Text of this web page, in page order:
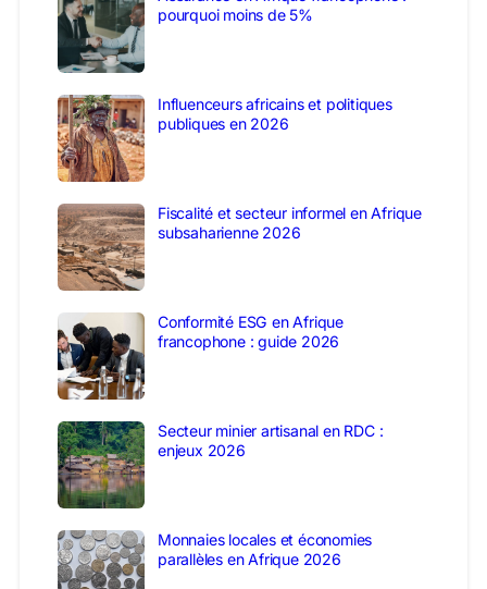
pourquoi moins de 5%
Influenceurs africains et politiques
publiques en 2026
Fiscalité et secteur informel en Afrique
subsaharienne 2026
Conformité ESG en Afrique
francophone : guide 2026
Secteur minier artisanal en RDC :
enjeux 2026
Monnaies locales et économies
parallèles en Afrique 2026